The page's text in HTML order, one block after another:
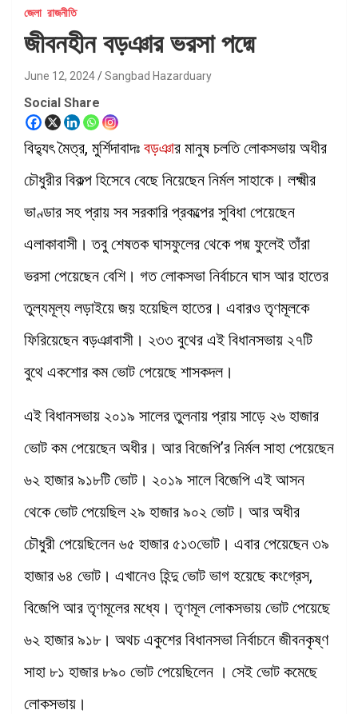
জেলা রাজনীতি
জীবনহীন বড়ঞার ভরসা পদ্মে
June 12, 2024 Sangbad Hazarduary
Social Share
বিদ্যুৎ মৈত্র, মুর্শিদাবাদঃ বড়ঞার মানুষ চলতি লোকসভায় অধীর
চৌধুরীর বিকল্প হিসেবে বেছে নিয়েছেন নির্মল সাহাকে। লক্ষ্মীর
ভাণ্ডার সহ প্রায় সব সরকারি প্রকল্পের সুবিধা পেয়েছেন
এলাকাবাসী। তবু শেষতক ঘাসফুলের থেকে পদ্ম ফুলেই তাঁরা
ভরসা পেয়েছেন বেশি। গত লোকসভা নির্বাচনে ঘাস আর হাতের
তুল্যমূল্য লড়াইয়ে জয় হয়েছিল হাতের। এবারও তৃণমূলকে
ফিরিয়েছেন বড়ঞাবাসী। ২৩৩ বুথের এই বিধানসভায় ২৭টি
বুথে একশোর কম ভোট পেয়েছে শাসকদল।
এই বিধানসভায় ২০১৯ সালের তুলনায় প্রায় সাড়ে ২৬ হাজার
ভোট কম পেয়েছেন অধীর। আর বিজেপি’র নির্মল সাহা পেয়েছেন
৬২ হাজার ৯১৮টি ভোট। ২০১৯ সালে বিজেপি এই আসন
থেকে ভোট পেয়েছিল ২৯ হাজার ৯০২ ভোট। আর অধীর
চৌধুরী পেয়েছিলেন ৬৫ হাজার ৫১৩ভোট। এবার পেয়েছেন ৩৯
হাজার ৬৪ ভোট। এখানেও হিন্দু ভোট ভাগ হয়েছে কংগ্রেস,
বিজেপি আর তৃণমূলের মধ্যে। তৃণমূল লোকসভায় ভোট পেয়েছে
৬২ হাজার ৯১৮। অথচ একুশের বিধানসভা নির্বাচনে জীবনকৃষ্ণ
সাহা ৮১ হাজার ৮৯০ ভোট পেয়েছিলেন । সেই ভোট কমেছে
লোকসভায়।